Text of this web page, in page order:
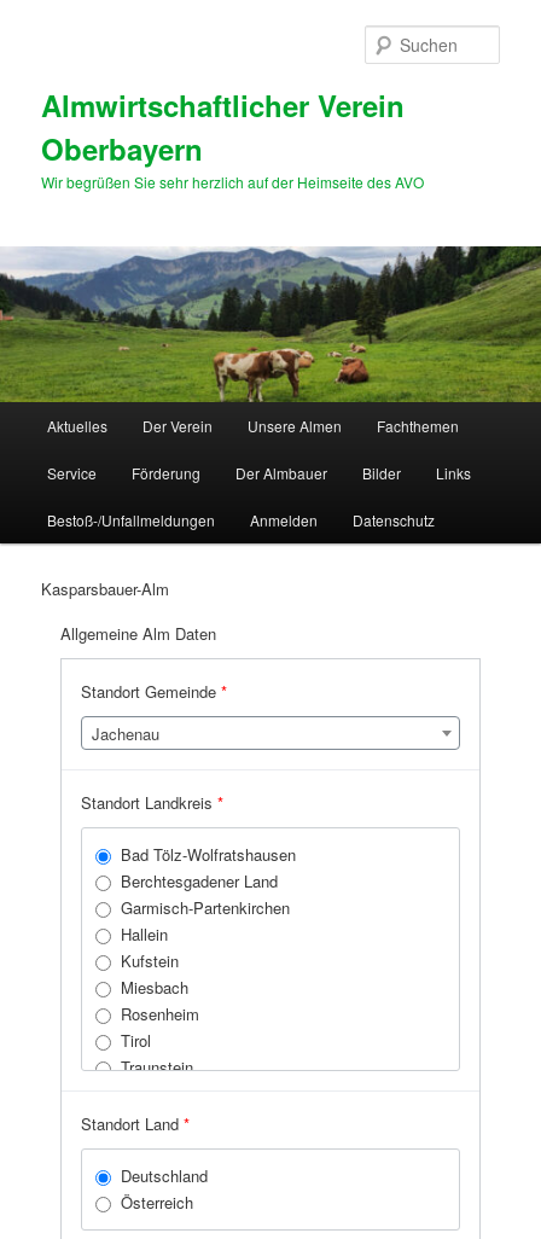
Almwirtschaftlicher Verein
Oberbayern
Wir begrüßen Sie sehr herzlich auf der Heimseite des AVO
Aktuelles Der Verein Unsere Almen Fachthemen
Service Förderung Der Almbauer Bilder Links
Bestoß-/Unfallmeldungen Anmelden Datenschutz
Kasparsbauer-Alm
Allgemeine Alm Daten
Standort Gemeinde*
Jachenau
Standort Landkreis*
Bad Tölz-Wolfratshausen
Berchtesgadener Land
Garmisch-Partenkirchen
Hallein
Kufstein
Miesbach
Rosenheim
Tirol
Traunstein
Standort Land*
Deutschland
Österreich